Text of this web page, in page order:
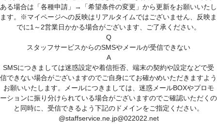
ある場合は「各種申請」→「希望条件の変更」から更新をお願いいたし
ます。※マイページへの反映はリアルタイムではございません、反映ま
でに1～2営業日かかる場合がございます、ご了承ください。
Q
スタッフサービスからのSMSやメールが受信できない
A
SMSにつきましては迷惑設定や着信拒否、端末の契約や設定などで受
信できない場合がございますのでご自身にてお確かめいただきますよう
お願いいたします。メールにつきましては、迷惑メールBOXやプロモ
ーションに振り分けられている場合がございますのでご確認いただくの
と同時に、受信できるよう下記のドメインをご指定ください。
@staffservice.ne.jp@022022.net